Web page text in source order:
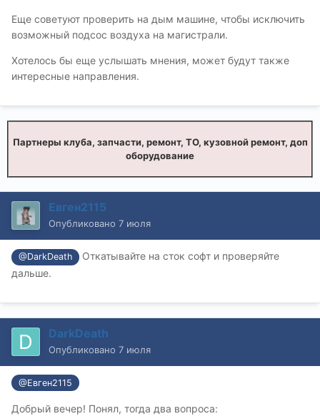
Еще советуют проверить на дым машине, чтобы исключить
возможный подсос воздуха на магистрали.
Хотелось бы еще услышать мнения, может будут также
интересные направления.
Партнеры клуба, запчасти, ремонт, ТО, кузовной ремонт, доп
оборудование
Евген2115
Опубликовано 7 июля
@DarkDeath
Откатывайте на сток софт и проверяйте
дальше.
DarkDeath
Опубликовано 7 июля
@Евген2115
Добрый вечер! Понял, тогда два вопроса: